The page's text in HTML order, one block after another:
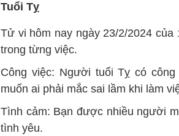
Tuổi Tỵ
Tử vi hôm nay ngày 23/2/2024
trong từng việc.
Công việc: Người tuổi Tỵ có
muốn ai phải mắc sai lầm khi làm
Tình cảm: Bạn được nhiều người
tình yêu.